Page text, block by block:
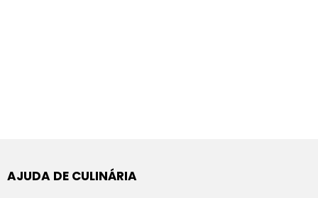
AJUDA DE CULINÁRIA